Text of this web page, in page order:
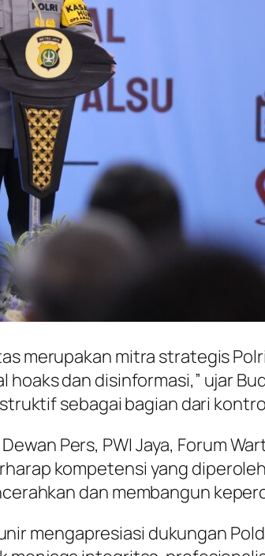
merupakan mitra strategis
dan disinformasi,” ujar
sebagai bagian dari
Pers, PWI Jaya, Forum
kompetensi yang
dan membangun
mengapresiasi dukungan